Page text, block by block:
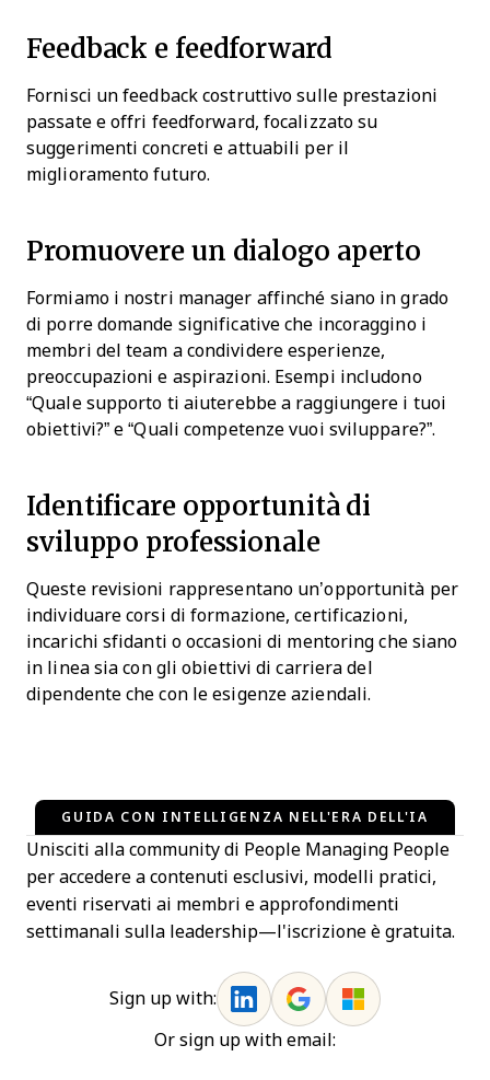
Feedback e feedforward
Fornisci un feedback costruttivo sulle prestazioni
passate e offri feedforward, focalizzato su
suggerimenti concreti e attuabili per il
miglioramento futuro.
Promuovere un dialogo aperto
Formiamo i nostri manager affinché siano in grado
di porre domande significative che incoraggino i
membri del team a condividere esperienze,
preoccupazioni e aspirazioni. Esempi includono
“Quale supporto ti aiuterebbe a raggiungere i tuoi
obiettivi?” e “Quali competenze vuoi sviluppare?”.
Identificare opportunità di
sviluppo professionale
Queste revisioni rappresentano un’opportunità per
individuare corsi di formazione, certificazioni,
incarichi sfidanti o occasioni di mentoring che siano
in linea sia con gli obiettivi di carriera del
dipendente che con le esigenze aziendali.
GUIDA CON INTELLIGENZA NELL'ERA DELL'IA
Unisciti alla community di People Managing People
per accedere a contenuti esclusivi, modelli pratici,
eventi riservati ai membri e approfondimenti
settimanali sulla leadership—l'iscrizione è gratuita.
Sign up with:
Or sign up with email: